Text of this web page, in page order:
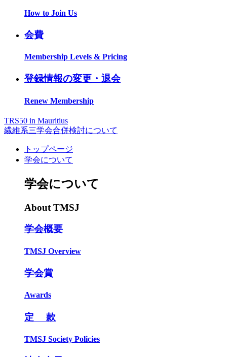
How to Join Us
会費
Membership Levels & Pricing
登録情報の変更・退会
Renew Membership
TRS50 in Mauritius
繊維系三学会合併検討について
トップページ
学会について
学会について
About TMSJ
学会概要
TMSJ Overview
学会賞
Awards
定 款
TMSJ Society Policies